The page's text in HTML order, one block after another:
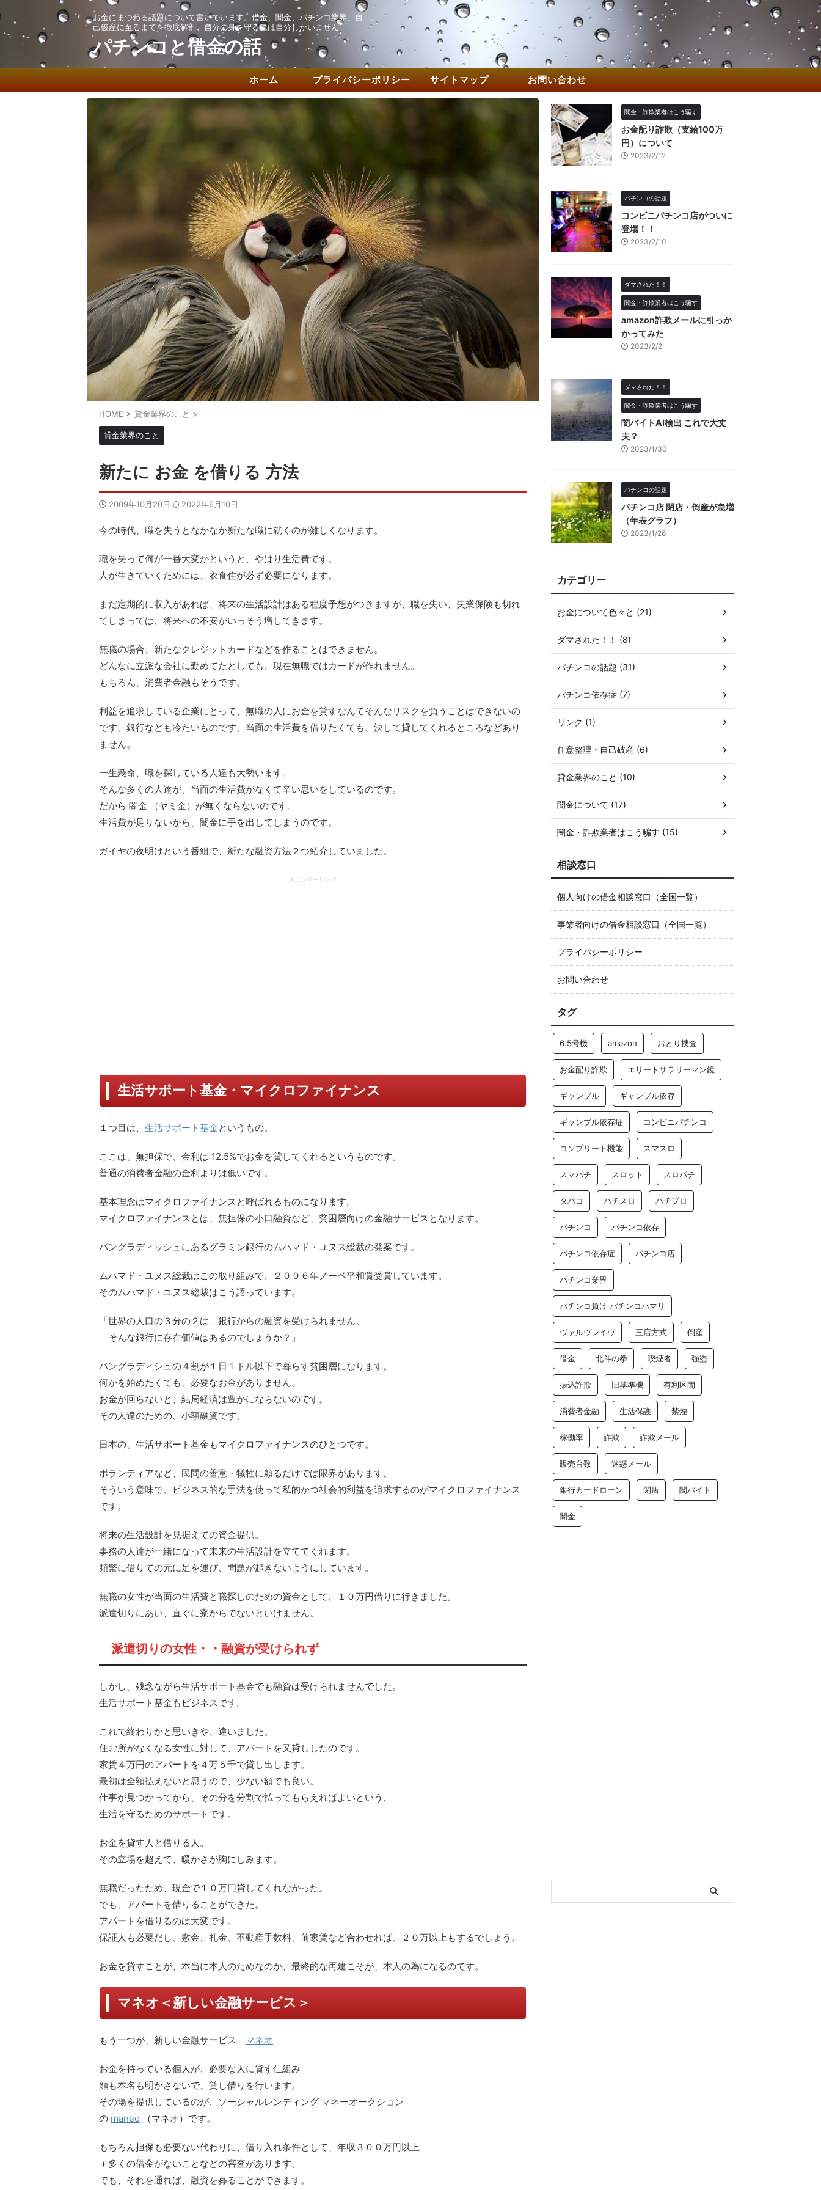
お金にまつわる話題について書いています。借金、闇金、パチンコ業界、自
己破産に至るまでを徹底解剖。自分の身を守るには自分しかいません。
パチンコと借金の話
ホーム プライバシーポリシー サイトマップ お問い合わせ
HOME > 貸金業界のこと >
貸金業界のこと
新たに お金 を借りる 方法
2009年10月20日 2022年6月10日
今の時代、職を失うとなかなか新たな職に就くのが難しくなります。
職を失って何が一番大変かというと、やはり生活費です。
人が生きていくためには、衣食住が必ず必要になります。
まだ定期的に収入があれば、将来の生活設計はある程度予想がつきますが、職を失い、失業保険も切れ
てしまっては、将来への不安がいっそう増してきます。
無職の場合、新たなクレジットカードなどを作ることはできません。
どんなに立派な会社に勤めてたとしても、現在無職ではカードが作れません。
もちろん、消費者金融もそうです。
利益を追求している企業にとって、無職の人にお金を貸すなんてそんなリスクを負うことはできないの
です。銀行なども冷たいものです。当面の生活費を借りたくても、決して貸してくれるところなどあり
ません。
一生懸命、職を探している人達も大勢います。
そんな多くの人達が、当面の生活費がなくて辛い思いをしているのです。
だから 闇金 （ヤミ金）が無くならないのです。
生活費が足りないから、闇金に手を出してしまうのです。
ガイヤの夜明けという番組で、新たな融資方法２つ紹介していました。
スポンサーリンク
生活サポート基金・マイクロファイナンス
１つ目は、 生活サポート基金というもの。
ここは、無担保で、金利は 12.5%でお金を貸してくれるというものです。
普通の消費者金融の金利よりは低いです。
基本理念はマイクロファイナンスと呼ばれるものになります。
マイクロファイナンスとは、無担保の小口融資など、貧困層向けの金融サービスとなります。
バングラディッシュにあるグラミン銀行のムハマド・ユヌス総裁の発案です。
ムハマド・ユヌス総裁はこの取り組みで、２００６年ノーベ平和賞受賞しています。
そのムハマド・ユヌス総裁はこう語っています。
「世界の人口の３分の２は、銀行からの融資を受けられません。
そんな銀行に存在価値はあるのでしょうか？」
バングラディシュの４割が１日１ドル以下で暮らす貧困層になります。
何かを始めたくても、必要なお金がありません。
お金が回らないと、結局経済は豊かにならないのです。
その人達のための、小額融資です。
日本の、生活サポート基金もマイクロファイナンスのひとつです。
ボランティアなど、民間の善意・犠牲に頼るだけでは限界があります。
そういう意味で、ビジネス的な手法を使って私的かつ社会的利益を追求するのがマイクロファイナンス
です。
将来の生活設計を見据えての資金提供。
事務の人達が一緒になって未来の生活設計を立ててくれます。
頻繁に借りての元に足を運び、問題が起きないようにしています。
無職の女性が当面の生活費と職探しのための資金として、１０万円借りに行きました。
派遣切りにあい、直ぐに寮からでないといけません。
派遣切りの女性・・融資が受けられず
しかし、残念ながら生活サポート基金でも融資は受けられませんでした。
生活サポート基金もビジネスです。
これで終わりかと思いきや、違いました。
住む所がなくなる女性に対して、アパートを又貸ししたのです。
家賃４万円のアパートを４万５千で貸し出します。
最初は全額払えないと思うので、少ない額でも良い。
仕事が見つかってから、その分を分割で払ってもらえればよいという、
生活を守るためのサポートです。
お金を貸す人と借りる人。
その立場を超えて、暖かさが胸にしみます。
無職だったため、現金で１０万円貸してくれなかった。
でも、アパートを借りることができた。
アパートを借りるのは大変です。
保証人も必要だし、敷金、礼金、不動産手数料、前家賃など合わせれば、２０万以上もするでしょう。
お金を貸すことが、本当に本人のためなのか、最終的な再建こそが、本人の為になるのです。
マネオ＜新しい金融サービス＞
もう一つが、新しい金融サービス マネオ
お金を持っている個人が、必要な人に貸す仕組み
顔も本名も明かさないで、貸し借りを行います。
その場を提供しているのが、ソーシャルレンディング マネーオークション
の maneo （マネオ）です。
もちろん担保も必要ない代わりに、借り入れ条件として、年収３００万円以上
＋多くの借金がないことなどの審査があります。
でも、それを通れば、融資を募ることができます。
闇金・詐欺業者はこう騙す
お金配り詐欺（支給100万
円）について
2023/2/12
パチンコの話題
コンビニパチンコ店がついに
登場！！
2023/2/10
ダマされた！！
闇金・詐欺業者はこう騙す
amazon詐欺メールに引っか
かってみた
2023/2/2
ダマされた！！
闇金・詐欺業者はこう騙す
闇バイトAI検出 これで大丈
夫？
2023/1/30
パチンコの話題
パチンコ店 閉店・倒産が急増
（年表グラフ）
2023/1/26
カテゴリー
お金について色々と (21)
ダマされた！！ (8)
パチンコの話題 (31)
パチンコ依存症 (7)
リンク (1)
任意整理・自己破産 (6)
貸金業界のこと (10)
闇金について (17)
闇金・詐欺業者はこう騙す (15)
相談窓口
個人向けの借金相談窓口（全国一覧）
事業者向けの借金相談窓口（全国一覧）
プライバシーポリシー
お問い合わせ
タグ
6.5号機 amazon おとり捜査
お金配り詐欺 エリートサラリーマン鏡
ギャンブル ギャンブル依存
ギャンブル依存症 コンビニパチンコ
コンプリート機能 スマスロ
スマパチ スロット スロパチ
タバコ パチスロ パチプロ
パチンコ パチンコ依存
パチンコ依存症 パチンコ店
パチンコ業界
パチンコ負け パチンコハマリ
ヴァルヴレイヴ 三店方式 倒産
借金 北斗の拳 喫煙者 強盗
振込詐欺 旧基準機 有利区間
消費者金融 生活保護 禁煙
稼働率 詐欺 詐欺メール
販売台数 迷惑メール
銀行カードローン 閉店 闇バイト
闇金